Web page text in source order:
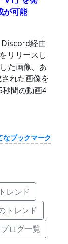
が可能
経由
リリースし
た画像、あ
れた画像を
秒間の動画4
なブックマーク
レンド
トレンド
ログ一覧